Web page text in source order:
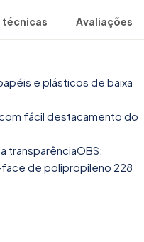
técnicas Avaliações
e plásticos de baixa
fácil destacamento do
transparênciaOBS:
de polipropileno 228